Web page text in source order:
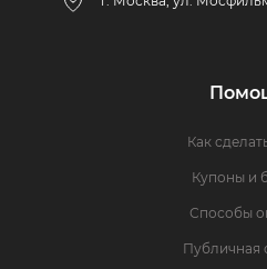
Как
Купоны и
Способы
Публичная